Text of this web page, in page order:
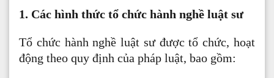
1. Các hình thức tổ chức hành nghề luật sư
Tổ chức hành nghề luật sư được tổ chức, hoạt
động theo quy định của pháp luật, bao gồm: